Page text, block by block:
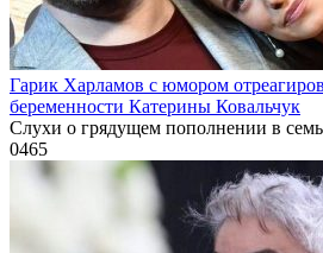
Гарик Харламов с юмором
беременности Катерины Ковальчук
Слухи о грядущем пополнении в
0465